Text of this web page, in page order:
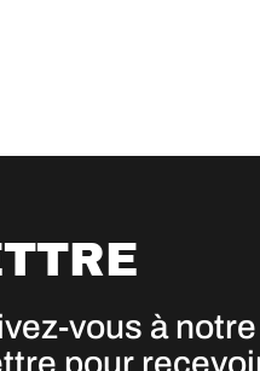
vous à notre
pour